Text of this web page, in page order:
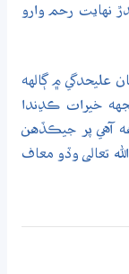
نهايت رحم وارو
عليحدگي ۾ ڳالهه
خيرات ڪڍندا
آهي پر جيڪڏهن
تعالى وڏو معاف